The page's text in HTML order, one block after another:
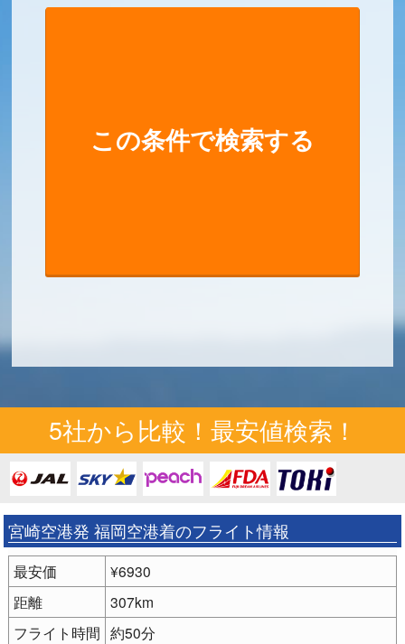
5社から比較！最安値検索！
宮崎空港発 福岡空港着のフライト情報
最安価
¥6930
距離
307km
フライト時間 約50分